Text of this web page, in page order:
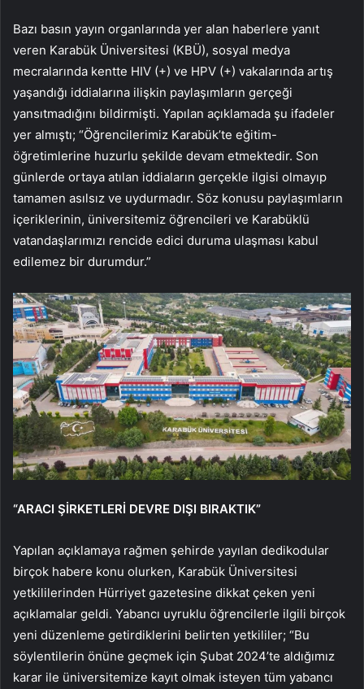
Bazı basın yayın organlarında yer alan haberlere yanıt
veren Karabük Üniversitesi (KBÜ), sosyal medya
mecralarında kentte HIV (+) ve HPV (+) vakalarında artış
yaşandığı iddialarına ilişkin paylaşımların gerçeği
yansıtmadığını bildirmişti. Yapılan açıklamada şu ifadeler
yer almıştı; “Öğrencilerimiz Karabük’te eğitim-
öğretimlerine huzurlu şekilde devam etmektedir. Son
günlerde ortaya atılan iddiaların gerçekle ilgisi olmayıp
tamamen asılsız ve uydurmadır. Söz konusu paylaşımların
içeriklerinin, üniversitemiz öğrencileri ve Karabüklü
vatandaşlarımızı rencide edici duruma ulaşması kabul
edilemez bir durumdur.”
“ARACI ŞİRKETLERİ DEVRE DIŞI BIRAKTIK”
Yapılan açıklamaya rağmen şehirde yayılan dedikodular
birçok habere konu olurken, Karabük Üniversitesi
yetkililerinden Hürriyet gazetesine dikkat çeken yeni
açıklamalar geldi. Yabancı uyruklu öğrencilerle ilgili birçok
yeni düzenleme getirdiklerini belirten yetkililer; “Bu
söylentilerin önüne geçmek için Şubat 2024’te aldığımız
karar ile üniversitemize kayıt olmak isteyen tüm yabancı